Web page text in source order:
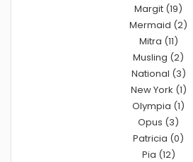
Margit (19)
Mermaid (2)
Mitra (11)
Musling (2)
National (3)
New York (1)
Olympia (1)
Opus (3)
Patricia (0)
Pia (12)